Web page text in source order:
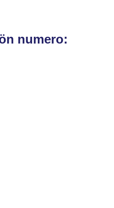
numero: